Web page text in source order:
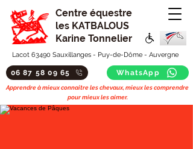
Centre équestre
les KATBALOUS
Karine Tonnelier
Lacot 63490 Sauxillanges - Puy-de-Dôme - Auvergne
06 87 58 09 65 WhatsApp
Apprendre à mieux connaitre les chevaux, mieux les comprendre
pour mieux les aimer.